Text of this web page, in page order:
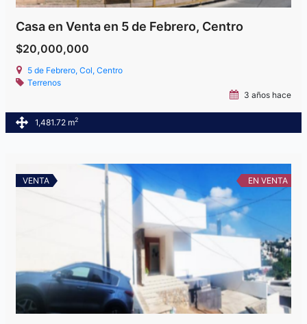
Casa en Venta en 5 de Febrero, Centro
$20,000,000
5 de Febrero, Col, Centro
Terrenos
3 años hace
1,481.72 m2
VENTA EN VENTA